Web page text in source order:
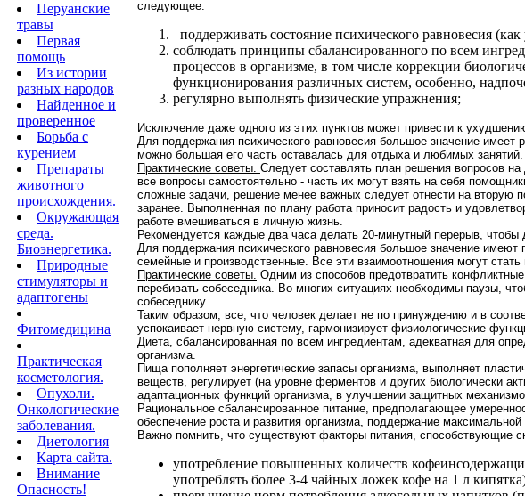
Перуанские
травы
Первая
помощь
Из истории
разных народов
Найденное и
проверенное
Борьба с
курением
Препараты
животного
происхождения.
Окружающая
среда.
Биоэнергетика.
Природные
стимуляторы и
адаптогены
Фитомедицина
Практическая
косметология.
Опухоли.
Онкологические
заболевания.
Диетология
Карта сайта.
Внимание
Опасность!
следующее:
поддерживать состояние психического равновесия
соблюдать принципы сбалансированного по всем
процессов в организме, в том числе коррекции
функционирования различных систем, особенно,
регулярно выполнять физические упражнения;
Исключение даже одного из этих пунктов может привести к
Для поддержания психического равновесия большое значение
можно большая его часть оставалась для отдыха и любимых занятий.
Практические советы. Следует составлять план решения вопросов
все вопросы самостоятельно - часть их могут взять на себя
сложные задачи, решение менее важных следует отнести на вторую
заранее. Выполненная по плану работа приносит радость и
работе вмешиваться в личную жизнь.
Рекомендуется каждые два часа делать 20-минутный перерыв,
Для поддержания психического равновесия большое значение
семейные и производственные. Все эти взаимоотношения могут стать
Практические советы. Одним из способов предотвратить
перебивать собеседника. Во многих ситуациях необходимы паузы,
собеседнику.
Таким образом, все, что человек делает не по принуждению и в
успокаивает нервную систему, гармонизирует физиологические
Диета, сбалансированная по всем ингредиентам, адекватная для
организма.
Пища пополняет энергетические запасы организма, выполняет
веществ, регулирует (на уровне ферментов и других биологически
адаптационных функций организма, в улучшении защитных
Рациональное сбалансированное питание, предполагающее
обеспечение роста и развития организма, поддержание
Важно помнить, что существуют факторы питания, спо­собствующие
употребление повышенных количеств
употреблять более 3-4 чайных ложек кофе на 1 л